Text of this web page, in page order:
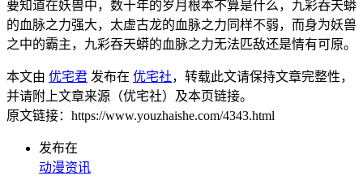
要知道在妖兽中，数十年的岁月根本不算是什么，九彩吞天蟒
的血脉之力强大，太虚古龙的血脉之力同样不弱，而身为妖兽
之中的霸主，九彩吞天蟒的血脉之力无法匹敌还是情有可原。
本文由 优宅君 发布在 优宅社，转载此文请保持文章完整性，
并请附上文章来源（优宅社）及本页链接。
原文链接：https://www.youzhaishe.com/4343.html
发布在
动漫资讯